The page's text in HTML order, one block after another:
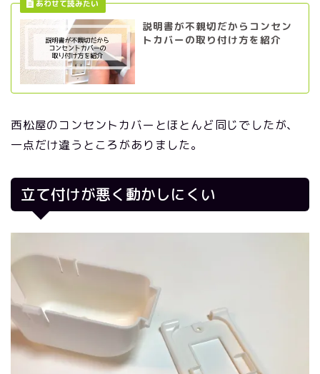
説明書が不親切だからコンセン
トカバーの取り付け方を紹介
西松屋のコンセントカバーとほとんど同じでしたが、
一点だけ違うところがありました。
立て付けが悪く動かしにくい